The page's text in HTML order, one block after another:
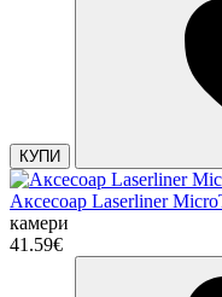
КУПИ
Аксесоар Laserliner
камери
41.59€